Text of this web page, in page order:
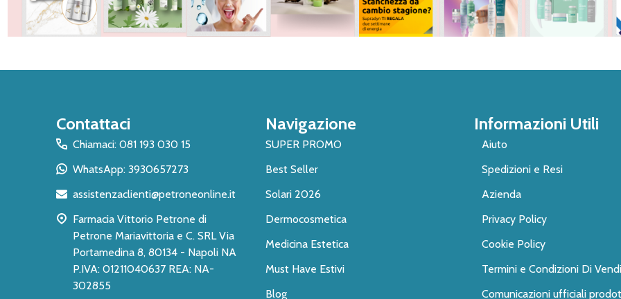
Contattaci
Chiamaci: 081 193 030 15
WhatsApp: 3930657273
assistenzaclienti@petroneonline.it
Farmacia Vittorio Petrone di
Petrone Mariavittoria e C. SRL Via
Portamedina 8, 80134 - Napoli NA
P.IVA: 01211040637 REA: NA-
302855
Navigazione
SUPER PROMO
Best Seller
Solari 2026
Dermocosmetica
Medicina Estetica
Must Have Estivi
Blog
Informazioni Utili
Aiuto
Spedizioni e Resi
Azienda
Privacy Policy
Cookie Policy
Termini e Condizioni Di
Comunicazioni ufficiali